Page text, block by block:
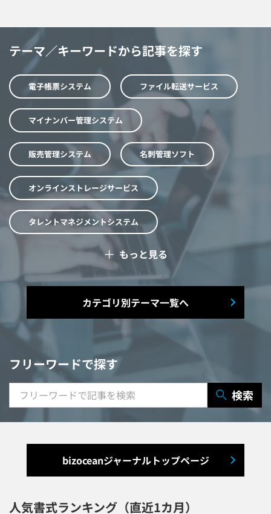
テーマ／キーワードから記事を探す
電子帳票システム ファイル転送サービス
マイナンバー管理システム
販売管理システム 名刺管理ソフト
オンラインストレージサービス
タレントマネジメントシステム
予算管理システム Web面接システム
シフト管理システム
マニュアル作成システム
契約書レビューシステム 経営管理システム
研修システム 受付システム
出張管理システム 賃貸管理システム
入退室管理システム 福利厚生システム
＋ もっと見る
カテゴリ別テーマ一覧へ
フリーワードで探す
検索
bizoceanジャーナルトップページ
人気書式ランキング（直近1カ月）